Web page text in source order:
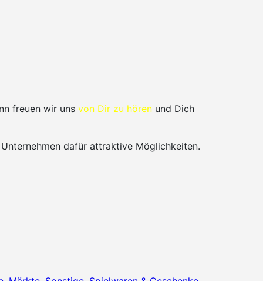
freuen wir uns von Dir zu hören und Dich
dafür attraktive Möglichkeiten.